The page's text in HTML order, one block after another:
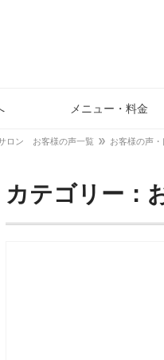
メニュー・料金
ロン お客様の声一覧 お客様の声・
カテゴリー：